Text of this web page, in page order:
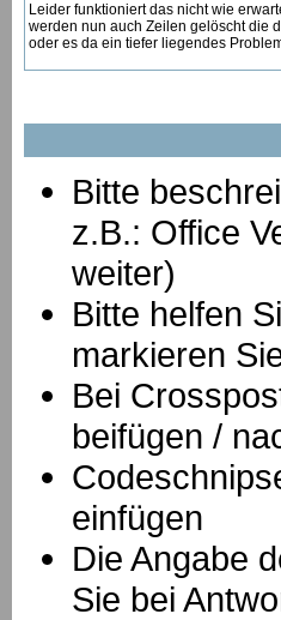
Leider funktioniert das nicht wie
werden nun auch Zeilen gelöscht die
oder es da ein tiefer liegendes
Bitte
z.B.: Office
weiter)
Bitte helfen
markieren
Bei
beifügen /
einfügen
Die Angabe
Sie bei